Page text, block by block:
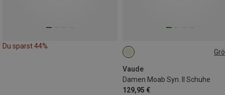
Du sparst 44%
Vaude
Damen Moab Syn. II Schuhe
129,95 €